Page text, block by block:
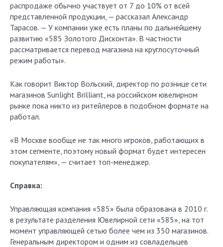
распродаже обычно участвует от 7 до 10% от всей
представленной продукции, — рассказал Александр
Тарасов. — У компании уже есть планы по дальнейшему
развитию «585 Золотого Дисконта». В частности
рассматривается перевод магазина на круглосуточный
режим работы».
Как говорит Виктор Вольский, директор по рознице сети
магазинов Sunlight Brilliant, на российском ювелирном
рынке пока никто из ритейлеров в подобном формате на
работал.
«В Москве вообще не так много игроков, работающих в
этом сегменте, поэтому новый формат будет интересен
покупателям», — считает топ-менеджер.
Справка:
Управляющая компания «585» была образована в 2010 г.
в результате разделения Ювелирной сети «585», на тот
момент управляющей сетью более чем из 350 магазинов.
Генеральным директором и одним из совладельцев